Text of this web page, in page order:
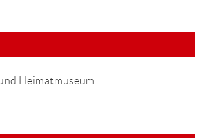
Heimatmuseum